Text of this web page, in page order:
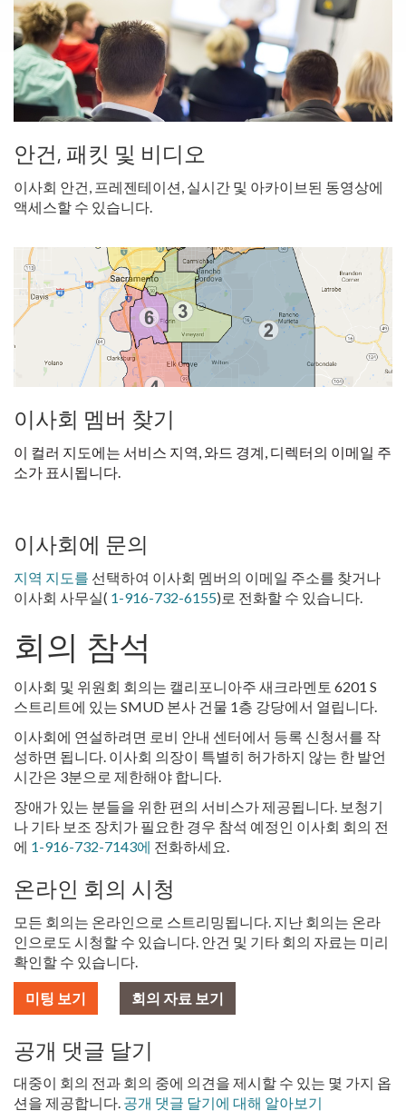
안건, 패킷 및 비디오
이사회 안건, 프레젠테이션, 실시간 및 아카이브된 동영상에
액세스할 수 있습니다.
이사회 멤버 찾기
이 컬러 지도에는 서비스 지역, 와드 경계, 디렉터의 이메일 주
소가 표시됩니다.
이사회에 문의
지역 지도를 선택하여 이사회 멤버의 이메일 주소를 찾거나
이사회 사무실( 1-916-732-6155)로 전화할 수 있습니다.
회의 참석
이사회 및 위원회 회의는 캘리포니아주 새크라멘토 6201 S
스트리트에 있는 SMUD 본사 건물 1층 강당에서 열립니다.
이사회에 연설하려면 로비 안내 센터에서 등록 신청서를 작
성하면 됩니다. 이사회 의장이 특별히 허가하지 않는 한 발언
시간은 3분으로 제한해야 합니다.
장애가 있는 분들을 위한 편의 서비스가 제공됩니다. 보청기
나 기타 보조 장치가 필요한 경우 참석 예정인 이사회 회의 전
에 1-916-732-7143에 전화하세요.
온라인 회의 시청
모든 회의는 온라인으로 스트리밍됩니다. 지난 회의는 온라
인으로도 시청할 수 있습니다. 안건 및 기타 회의 자료는 미리
확인할 수 있습니다.
미팅 보기 회의 자료 보기
공개 댓글 달기
대중이 회의 전과 회의 중에 의견을 제시할 수 있는 몇 가지 옵
션을 제공합니다. 공개 댓글 달기에 대해 알아보기